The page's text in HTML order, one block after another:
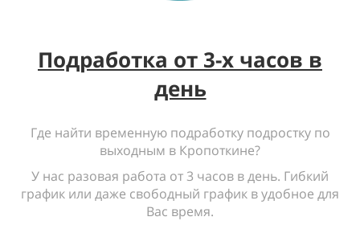
Подработка от 3-х часов в
день
Где найти временную подработку подростку по
выходным в Кропоткине?
У нас разовая работа от 3 часов в день. Гибкий
график или даже свободный график в удобное для
Вас время.